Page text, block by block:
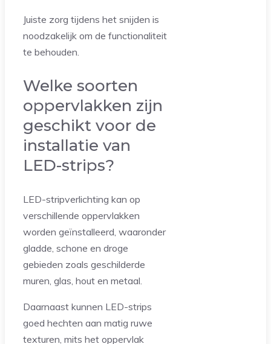
Juiste zorg tijdens het snijden is
noodzakelijk om de functionaliteit
te behouden.
Welke soorten
oppervlakken zijn
geschikt voor de
installatie van
LED-strips?
LED-stripverlichting kan op
verschillende oppervlakken
worden geïnstalleerd, waaronder
gladde, schone en droge
gebieden zoals geschilderde
muren, glas, hout en metaal.
Daarnaast kunnen LED-strips
goed hechten aan matig ruwe
texturen, mits het oppervlak